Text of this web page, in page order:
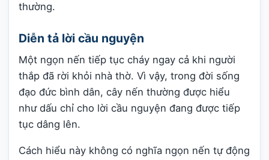
thường.
Diễn tả lời cầu nguyện
Một ngọn nến tiếp tục cháy ngay cả khi người
thắp đã rời khỏi nhà thờ. Vì vậy, trong đời sống
đạo đức bình dân, cây nến thường được hiểu
như dấu chỉ cho lời cầu nguyện đang được tiếp
tục dâng lên.
Cách hiểu này không có nghĩa ngọn nến tự động